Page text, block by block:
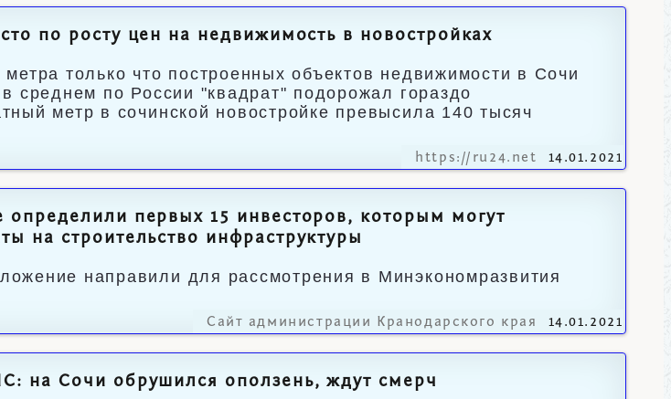
по росту цен на недвижимость в новостройках
метра только что построенных объектов недвижимости в Сочи
среднем по России "квадрат" подорожал гораздо
метр в сочинской новостройке превысила 140 тысяч
https://ru24.net 14.01.2021
определили первых 15 инвесторов, которым могут
на строительство инфраструктуры
направили для рассмотрения в Минэкономразвития
Сайт администрации Кранодарского края 14.01.2021
на Сочи обрушился оползень, ждут смерч